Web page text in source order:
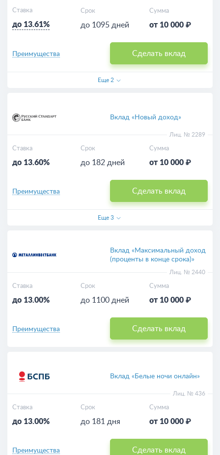
Ставка
до 13.61%
Срок
до 1095 дней
Сумма
от 10 000 ₽
Сделать вклад
Преимущества
Еще 2
Вклад «Новый доход»
Лиц. № 2289
Ставка
до 13.60%
Срок
до 182 дней
Сумма
от 10 000 ₽
Сделать вклад
Преимущества
Еще 3
Вклад «Максимальный доход
(проценты в конце срока)»
Лиц. № 2440
Ставка
до 13.00%
Срок
до 1100 дней
Сумма
от 10 000 ₽
Сделать вклад
Преимущества
Вклад «Белые ночи онлайн»
Лиц. № 436
Ставка
до 13.00%
Срок
до 181 дня
Сумма
от 10 000 ₽
Сделать вклад
Преимущества